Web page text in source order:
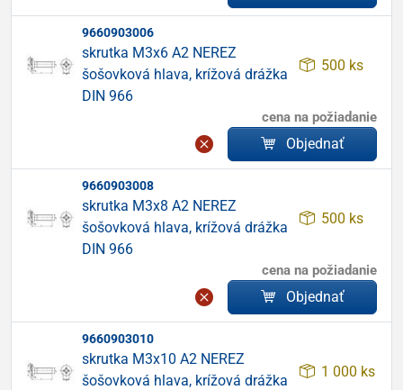
9660903006
skrutka M3x6 A2 NEREZ
šošovková hlava, krížová drážka
DIN 966
500 ks
cena na požiadanie
Objednať
9660903008
skrutka M3x8 A2 NEREZ
šošovková hlava, krížová drážka
DIN 966
500 ks
cena na požiadanie
Objednať
9660903010
skrutka M3x10 A2 NEREZ
šošovková hlava, krížová drážka
1 000 ks